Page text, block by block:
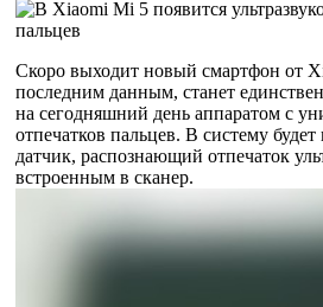
Скоро выходит новый смартфон от
последним данным, станет
на сегодняшний день аппаратом с
отпечатков пальцев. В систему
датчик, распознающий отпечаток
встроенным в сканер.